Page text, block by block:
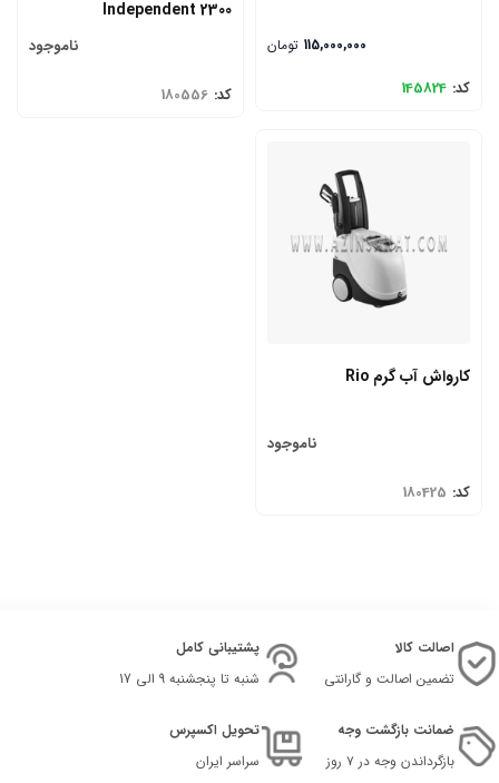
115,000,000 تومان
کد: 145824
Independent 2300
ناموجود
کد: 180556
کارواش آب گرم Rio
ناموجود
کد: 180425
اصالت کالا
تضمین اصالت و گارانتی
پشتیبانی کامل
شنبه تا پنجشنبه 9 الی 17
ضمانت بازگشت وجه
بازگرداندن وجه در ۷ روز
تحویل اکسپرس
سراسر ایران